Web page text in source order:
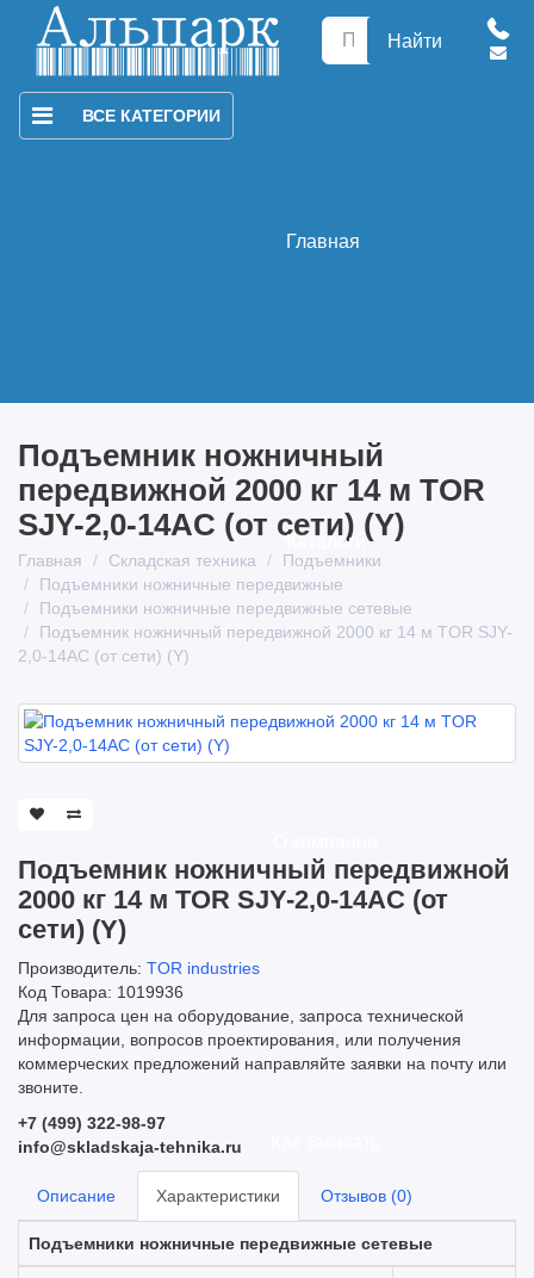
Найти
ВСЕ КАТЕГОРИИ
Главная
Каталоги
Подъемник ножничный
передвижной 2000 кг 14 м TOR
SJY-2,0-14AC (от сети) (Y)
Главная Складская техника
Подъемники
Подъемники ножничные передвижные
Подъемники ножничные передвижные сетевые
Подъемник ножничный передвижной 2000 кг 14 м TOR SJY-
2,0-14AC (от сети) (Y)
Подъемник ножничный передвижной
2000 кг 14 м TOR SJY-2,0-14AC (от
сети) (Y)
Производитель: TOR industries
Код Товара: 1019936
Для запроса цен на оборудование, запроса технической
информации, вопросов проектирования, или получения
коммерческих предложений направляйте заявки на почту или
звоните.
+7 (499) 322-98-97
info@skladskaja-tehnika.ru
Описание Характеристики Отзывов (0)
Подъемники ножничные передвижные сетевые